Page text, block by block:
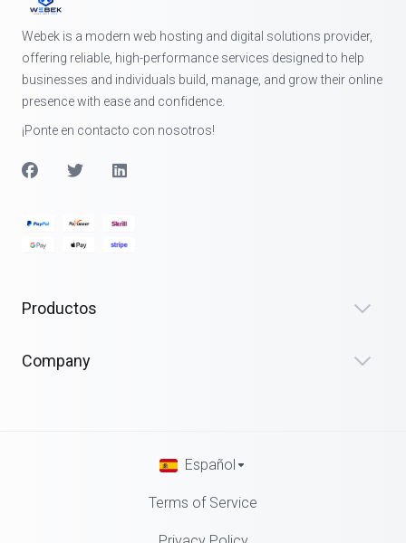
Webek is a modern web hosting and digital solutions provider,
offering reliable, high-performance services designed to help
businesses and individuals build, manage, and grow their online
presence with ease and confidence.
¡Ponte en contacto con nosotros!
Productos
Company
Español
Terms of Service